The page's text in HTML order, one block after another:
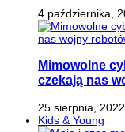
4 października,
Mimowolne
czekają nas
25 sierpnia, 2022
Kids & Young